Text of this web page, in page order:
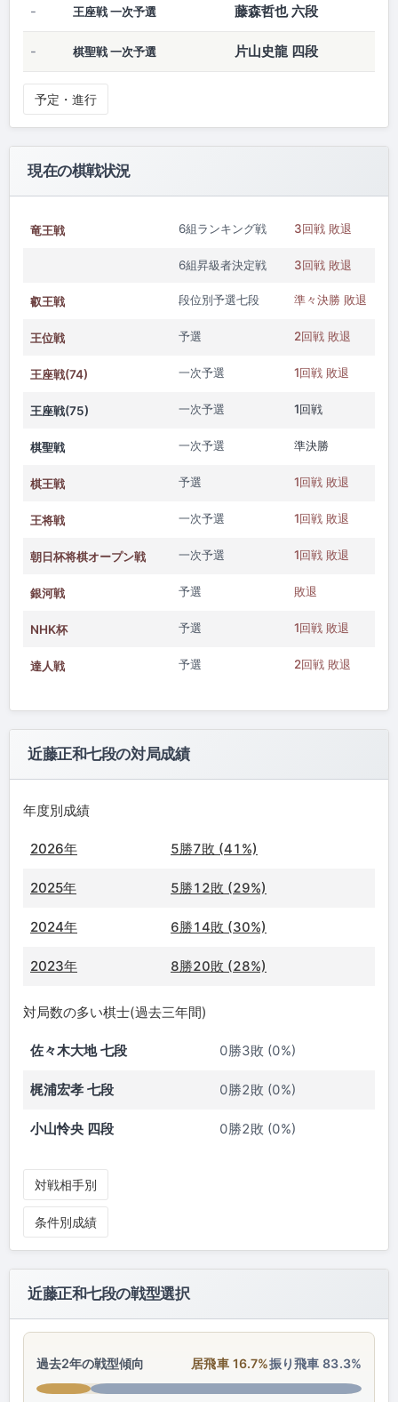
- 王座戦 一次予選 藤森哲也 六段
- 棋聖戦 一次予選 片山史龍 四段
予定・進行
現在の棋戦状況
竜王戦 6組ランキング戦 3回戦 敗退
6組昇級者決定戦 3回戦 敗退
叡王戦 段位別予選七段 準々決勝 敗退
王位戦 予選 2回戦 敗退
王座戦(74) 一次予選 1回戦 敗退
王座戦(75) 一次予選 1回戦
棋聖戦 一次予選 準決勝
棋王戦 予選 1回戦 敗退
王将戦 一次予選 1回戦 敗退
朝日杯将棋オープン戦 一次予選 1回戦 敗退
銀河戦 予選 敗退
NHK杯 予選 1回戦 敗退
達人戦 予選 2回戦 敗退
近藤正和七段の対局成績
年度別成績
2026年 5勝7敗 (41%)
2025年 5勝12敗 (29%)
2024年 6勝14敗 (30%)
2023年 8勝20敗 (28%)
対局数の多い棋士(過去三年間)
佐々木大地 七段 0勝3敗 (0%)
梶浦宏孝 七段 0勝2敗 (0%)
小山怜央 四段 0勝2敗 (0%)
対戦相手別
条件別成績
近藤正和七段の戦型選択
過去2年の戦型傾向 居飛車 16.7%振り飛車 83.3%